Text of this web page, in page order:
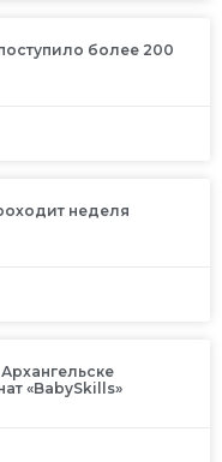
более 200
неделя
«BabySkills»